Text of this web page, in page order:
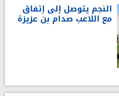
النجم يتوصل إلى إتفاق
مع اللاعب صدام بن عزيزة